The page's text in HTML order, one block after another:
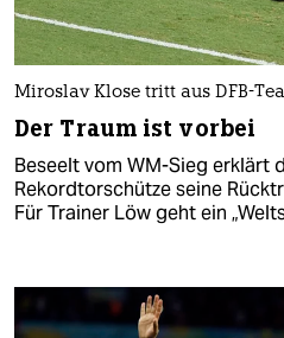
Miroslav Klose tritt aus DFB-
Der Traum ist vorbei
Beseelt vom WM-Sieg erklärt
Rekordtorschütze seine
Für Trainer Löw geht ein